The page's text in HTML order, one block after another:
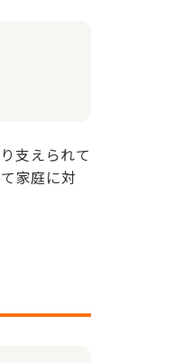
支えられて
家庭に対